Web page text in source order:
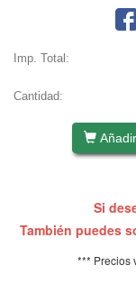
Imp. Total:
Cantidad:
Si
También puedes
*** Precios